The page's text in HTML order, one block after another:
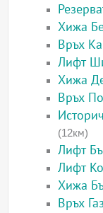
Хижа
Връх
Лифт
Хижа
Връх
(12км)
Лифт
Лифт
Хижа
Връх